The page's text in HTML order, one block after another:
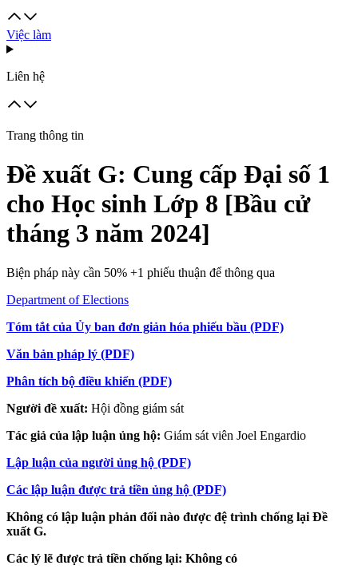
Việc làm
Liên hệ
Trang thông tin
Đề xuất G: Cung cấp Đại số 1
cho Học sinh Lớp 8 [Bầu cử
tháng 3 năm 2024]
Biện pháp này cần 50% +1 phiếu thuận để thông qua
Department of Elections
Tóm tắt của Ủy ban đơn giản hóa phiếu bầu (PDF)
Văn bản pháp lý (PDF)
Phân tích bộ điều khiển (PDF)
Người đề xuất: Hội đồng giám sát
Tác giả của lập luận ủng hộ: Giám sát viên Joel Engardio
Lập luận của người ủng hộ (PDF)
Các lập luận được trả tiền ủng hộ (PDF)
Không có lập luận phản đối nào được đệ trình chống lại Đề
xuất G.
Các lý lẽ được trả tiền chống lại: Không có